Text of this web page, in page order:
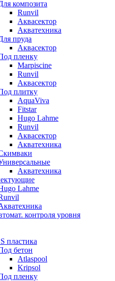
композита
Runvil
Аквасектор
Акватехника
пруда
Аквасектор
пленку
Marpiscine
Runvil
Аквасектор
плитку
AquaViva
Fitstar
Hugo Lahme
Runvil
Аквасектор
Акватехника
Акватехника
Lahme
контроля уровня
пластика
бетон
Atlaspool
Kripsol
пленку